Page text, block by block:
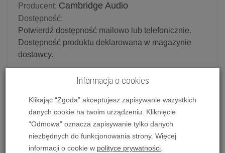
Producent: Cambridge Audio
Dostępność:
Potwierdź dostępność mailowo lub telefonicznie.
Dostępność produktu deklarowana w magazynie
dostawcy.
Powiadom o dostępności
Historia ceny
Najniższa cena 30 dni przed obniżką: 1 460,00 zł brutto
Ilość:
Informacja o cookies
Klikając “Zgoda” akceptujesz zapisywanie wszystkich
danych cookie na twoim urządzeniu. Kliknięcie
“Odmowa” oznacza zapisywanie tylko danych
niezbędnych do funkcjonowania strony. Więcej
informacji o cookie w polityce prywatności.